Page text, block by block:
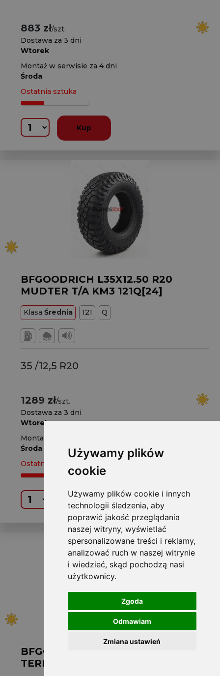
Używamy plików
cookie
Używamy plików cookie i innych
technologii śledzenia, aby
poprawić jakość przeglądania
naszej witryny, wyświetlać
spersonalizowane treści i reklamy,
analizować ruch w naszej witrynie
i wiedzieć, skąd pochodzą nasi
użytkownicy.
Zgoda
Odmawiam
Zmiana ustawień
883 zł/szt.
Dostawa za 3 dni
Wtorek
Montaż w serwisie za 4 dni
Środa
Ostatnia sztuka
Kup
BFGOODRICH L35X12.50 R20
MUDTER T/A KM3 121Q[24]
KlasaŚrednia 121 Q
35 /12,5 R20
1289 zł/szt.
Dostawa za 3 dni
Wtorek
Montaż w serwisie za 4 dni
Środa
Ostatnia sztuka
Kup
BFGOODRICH L305/55 R20 MUD-
TERRAIN T/A KM3 121Q